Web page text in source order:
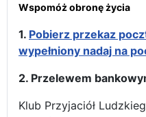
Wspomóż obronę życia
1. Pobierz przekaz
wypełniony nadaj na
2. Przelewem
Klub Przyjaciół